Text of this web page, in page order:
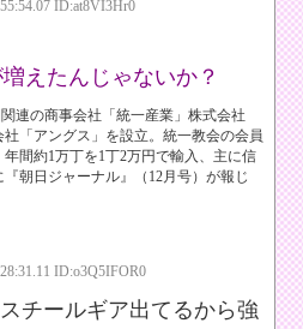
ID:at8VI3Hr0
えたんじゃないか？
関連の商事会社「統一産業」株式会社
社「アングス」を設立。統一教会の会員
間約1万丁を1丁2万円で輸入、主に信
朝日ジャーナル』（12月号）が報じ
ID:o3Q5IFOR0
チールギア出てるから強